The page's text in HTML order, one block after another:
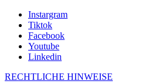
Instargram
Tiktok
Facebook
Youtube
Linkedin
RECHTLICHE HINWEISE